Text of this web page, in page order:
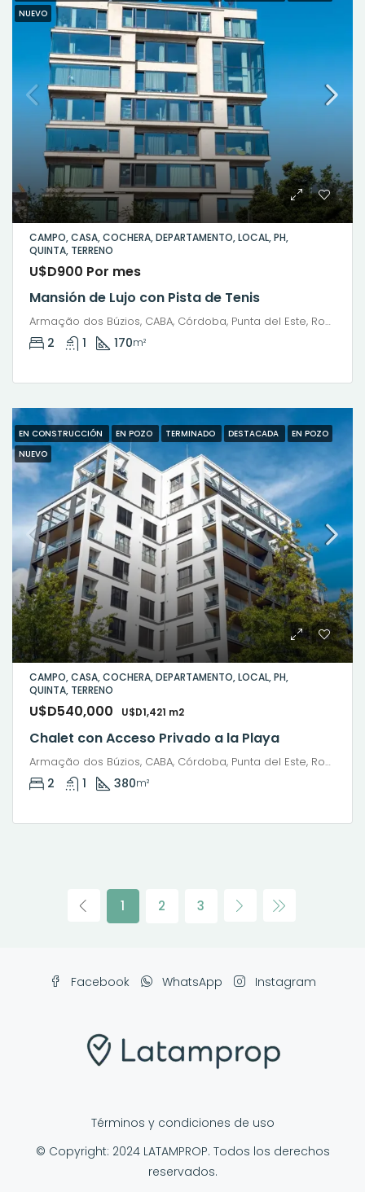
NUEVO
CAMPO, CASA, COCHERA, DEPARTAMENTO, LOCAL, PH,
QUINTA, TERRENO
U$D900 Por mes
Mansión de Lujo con Pista de Tenis
Armação dos Búzios, CABA, Córdoba, Punta del Este, Rosario, Santiago de Chile, Valparaíso, Villa Dolores, Viña del Mar
2 1 170m²
EN CONSTRUCCIÓN EN POZO TERMINADO DESTACADA
EN POZO
NUEVO
CAMPO, CASA, COCHERA, DEPARTAMENTO, LOCAL, PH,
QUINTA, TERRENO
U$D540,000 U$D1,421 m2
Chalet con Acceso Privado a la Playa
Armação dos Búzios, CABA, Córdoba, Punta del Este, Rosario, Santiago de Chile, Valparaíso, Villa Dolores, Viña del Mar
2 1 380m²
1 2 3
Facebook WhatsApp Instagram
Términos y condiciones de uso
© Copyright: 2024 LATAMPROP. Todos los derechos
reservados.